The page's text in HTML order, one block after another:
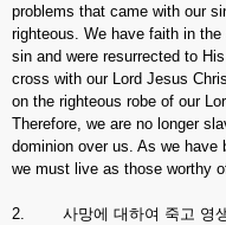
problems that came with our
righteous. We have faith in
sin and were resurrected to
cross with our Lord Jesus
on the righteous robe of our
Therefore, we are no longer
dominion over us. As we have
we must live as those worthy
2. 사망에 대하여 죽고 영생